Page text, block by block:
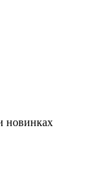
новинках